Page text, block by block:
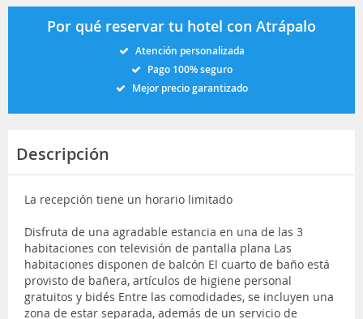
Por qué reservar tu hotel con Atrápalo
Atención personalizada
Pago 100% seguro
Mejor precio garantizado
Descripción
La recepción tiene un horario limitado
Disfruta de una agradable estancia en una de las 3
habitaciones con televisión de pantalla plana Las
habitaciones disponen de balcón El cuarto de baño está
provisto de bañera, artículos de higiene personal
gratuitos y bidés Entre las comodidades, se incluyen una
zona de estar separada, además de un servicio de